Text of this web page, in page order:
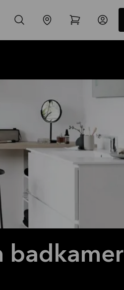
-30% op alle
spoelbak en
Aanbieding is geldig tot